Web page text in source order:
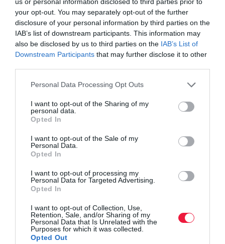
your opt-out. You may separately opt-out of the further
disclosure of your personal information by third parties on the
IAB’s list of downstream participants. This information may
also be disclosed by us to third parties on the IAB’s List of
Downstream Participants that may further disclose it to other
Please note that this website/app uses one or more Google
not limited to your visit or usage behaviour. You may click to
grant or deny consent to Google and its third-party tags to
use your data for below specified purposes in below Google
consent section.
Personal Data Processing Opt Outs
I want to opt-out of the Sharing of my
personal data.
Opted In
I want to opt-out of the Sale of my
Personal Data.
Opted In
I want to opt-out of processing my
Personal Data for Targeted Advertising.
Opted In
I want to opt-out of Collection, Use,
Retention, Sale, and/or Sharing of my
Personal Data that Is Unrelated with the
Purposes for which it was collected.
Opted Out
Egyelőre matekoznak a felek a minimálbér-
tárgyalásokon
A minimálbérre vonatkozó kormányzati célok eléréséhez a
következő három év átlagában 12 százalékos minimálbér-emelésre